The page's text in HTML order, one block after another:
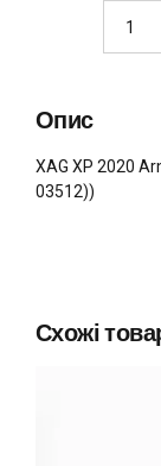
Опис
XAG XP 2020
03512))
Схожі